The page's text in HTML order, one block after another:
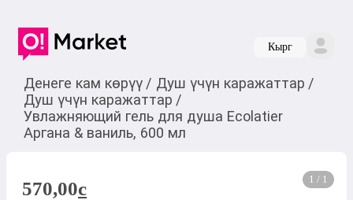
Кырг
Денеге кам көрүү / Душ үчүн каражаттар /
Душ үчүн каражаттар /
Увлажняющий гель для душа Ecolatier
Аргана & ваниль, 600 мл
1 / 1
570,00c